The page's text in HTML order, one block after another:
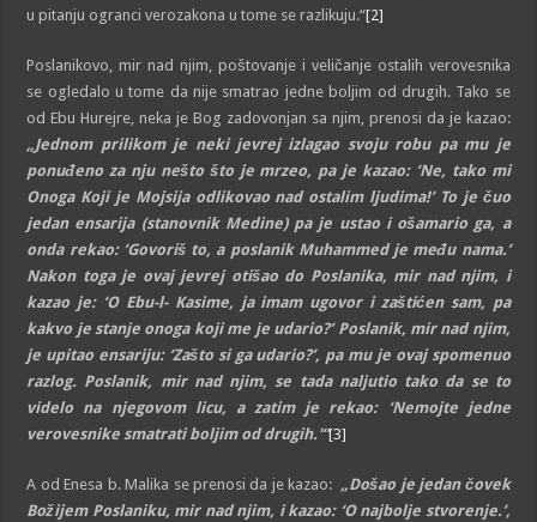
u pitanju ogranci verozakona u tome se razlikuju.“[2]
Poslanikovo, mir nad njim, poštovanje i veličanje ostalih verovesnika
se ogledalo u tome da nije smatrao jedne boljim od drugih. Tako se
od Ebu Hurejre, neka je Bog zadovonjan sa njim, prenosi da je kazao:
„Jednom prilikom je neki jevrej izlagao svoju robu pa mu je
ponuđeno za nju nešto što je mrzeo, pa je kazao: ‘Ne, tako mi
Onoga Koji je Mojsija odlikovao nad ostalim ljudima!’ To je čuo
jedan ensarija (stanovnik Medine) pa je ustao i ošamario ga, a
onda rekao: ‘Govoriš to, a poslanik Muhammed je među nama.’
Nakon toga je ovaj jevrej otišao do Poslanika, mir nad njim, i
kazao je: ‘O Ebu-l- Kasime, ja imam ugovor i zaštićen sam, pa
kakvo je stanje onoga koji me je udario?’ Poslanik, mir nad njim,
je upitao ensariju: ‘Zašto si ga udario?’, pa mu je ovaj spomenuo
razlog. Poslanik, mir nad njim, se tada naljutio tako da se to
videlo na njegovom licu, a zatim je rekao: ‘Nemojte jedne
verovesnike smatrati boljim od drugih.'“[3]
A od Enesa b. Malika se prenosi da je kazao: „Došao je jedan čovek
Božijem Poslaniku, mir nad njim, i kazao: ‘O najbolje stvorenje.’,